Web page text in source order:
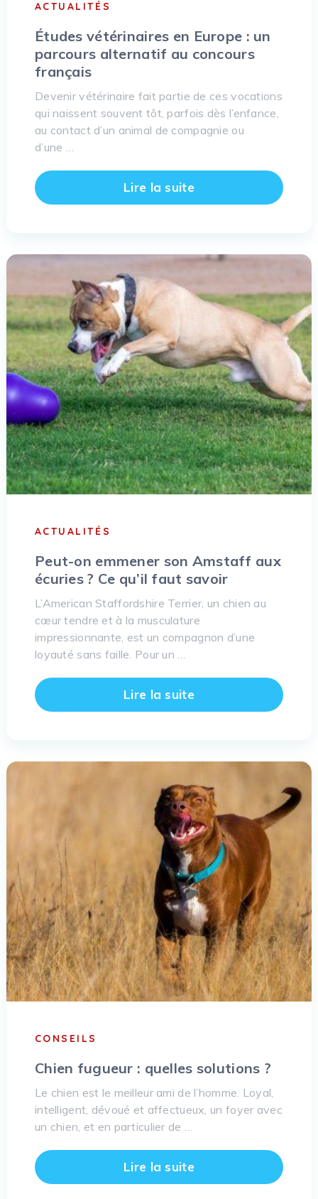
ACTUALITÉS
Études vétérinaires en Europe : un
parcours alternatif au concours
français
Devenir vétérinaire fait partie de ces vocations
qui naissent souvent tôt, parfois dès l’enfance,
au contact d’un animal de compagnie ou
d’une …
Lire la suite
ACTUALITÉS
Peut-on emmener son Amstaff aux
écuries ? Ce qu’il faut savoir
L’American Staffordshire Terrier, un chien au
cœur tendre et à la musculature
impressionnante, est un compagnon d’une
loyauté sans faille. Pour un …
Lire la suite
CONSEILS
Chien fugueur : quelles solutions ?
Le chien est le meilleur ami de l’homme. Loyal,
intelligent, dévoué et affectueux, un foyer avec
un chien, et en particulier de …
Lire la suite